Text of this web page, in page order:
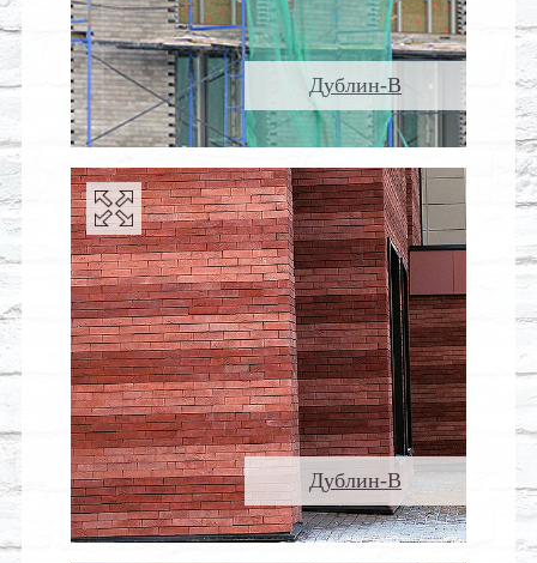
Дублин-В
Дублин-В